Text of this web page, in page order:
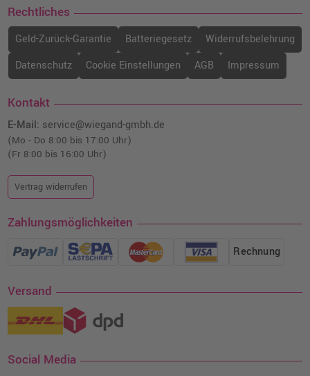
Rechtliches
Geld-Zurück-Garantie Batteriegesetz
Widerrufsbelehrung
Datenschutz
Cookie Einstellungen AGB Impressum
Kontakt
E-Mail: service@wiegand-gmbh.de
(Mo - Do 8:00 bis 17:00 Uhr)
(Fr 8:00 bis 16:00 Uhr)
Vertrag widerrufen
Zahlungsmöglichkeiten
Rechnung
Versand
Social Media